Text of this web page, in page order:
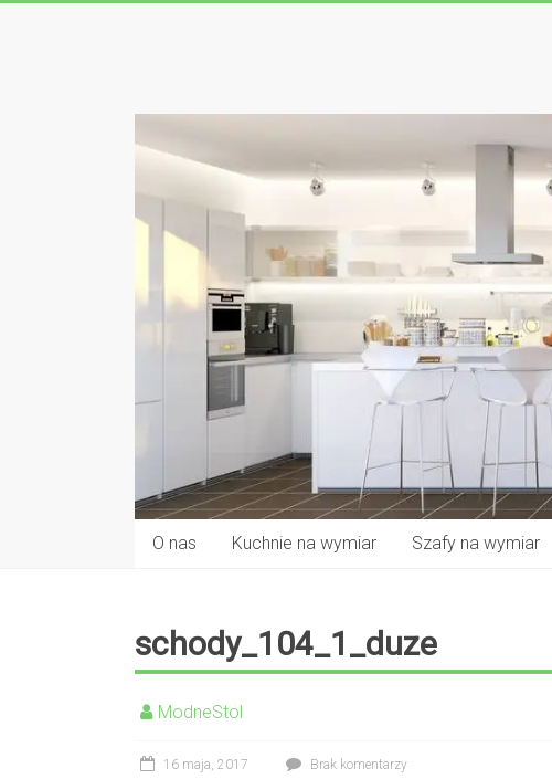
O nas Kuchnie na wymiar Szafy na wymiar
schody_104_1_duze
ModneStol
16 maja, 2017 Brak komentarzy